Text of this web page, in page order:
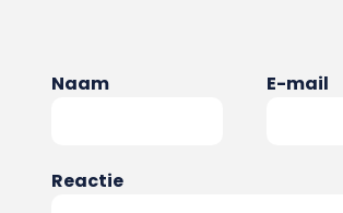
Naam E-mail
Reactie